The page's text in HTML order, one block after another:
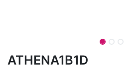
ATHENA1B1D